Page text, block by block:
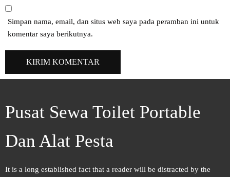
Simpan nama, email, dan situs web saya pada peramban ini untuk
komentar saya berikutnya.
Pusat Sewa Toilet Portable
Dan Alat Pesta
It is a long established fact that a reader will be distracted by the